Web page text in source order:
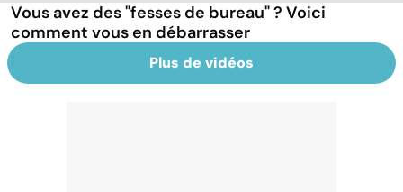
Vous avez des "fesses de bureau" ? Voici
comment vous en débarrasser
Plus de vidéos